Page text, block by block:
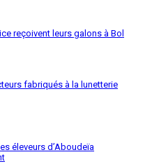
reçoivent leurs galons à Bol
fabriqués à la lunetterie
éleveurs d’Aboudeïa